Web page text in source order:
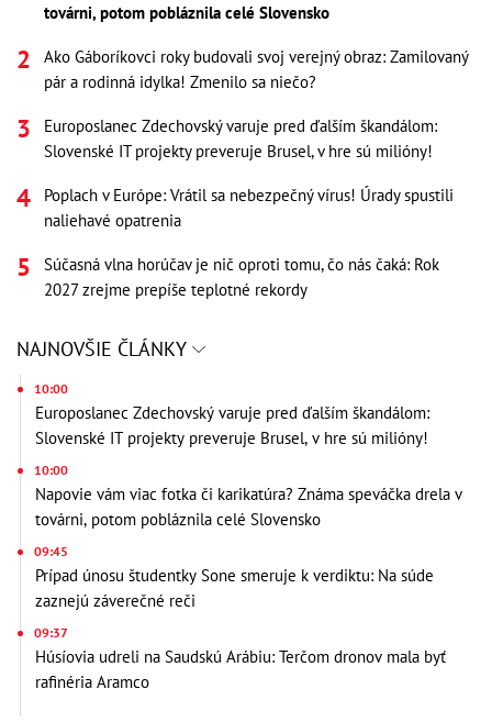
továrni, potom pobláznila celé Slovensko
Ako Gáboríkovci roky budovali svoj verejný obraz: Zamilovaný
pár a rodinná idylka! Zmenilo sa niečo?
Europoslanec Zdechovský varuje pred ďalším škandálom:
Slovenské IT projekty preveruje Brusel, v hre sú milióny!
Poplach v Európe: Vrátil sa nebezpečný vírus! Úrady spustili
naliehavé opatrenia
Súčasná vlna horúčav je nič oproti tomu, čo nás čaká: Rok
2027 zrejme prepíše teplotné rekordy
NAJNOVŠIE ČLÁNKY
10:00
Europoslanec Zdechovský varuje pred ďalším škandálom:
Slovenské IT projekty preveruje Brusel, v hre sú milióny!
10:00
Napovie vám viac fotka či karikatúra? Známa speváčka drela v
továrni, potom pobláznila celé Slovensko
09:45
Prípad únosu študentky Sone smeruje k verdiktu: Na súde
zaznejú záverečné reči
09:37
Húsíovia udreli na Saudskú Arábiu: Terčom dronov mala byť
rafinéria Aramco